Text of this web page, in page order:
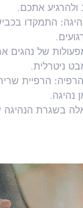
אתכם.
התמקדו
של נהגים
ניטרלית.
הרפיית
נהיגה.
בשגרת